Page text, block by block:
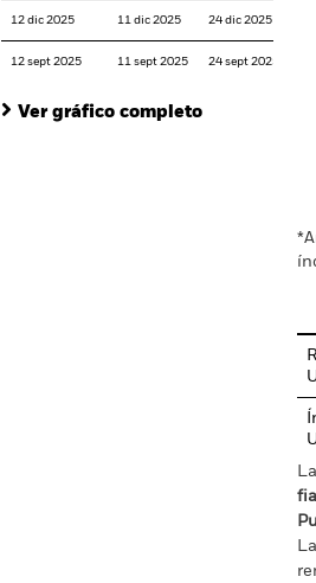
12 dic 2025 11 dic 2025 24 dic 2025
12 sept 2025 11 sept 2025 24 sept 2025
Ver gráfico completo